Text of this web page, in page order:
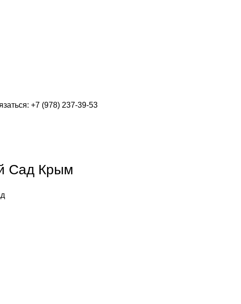
+7 (978) 237-39-53
Сад Крым